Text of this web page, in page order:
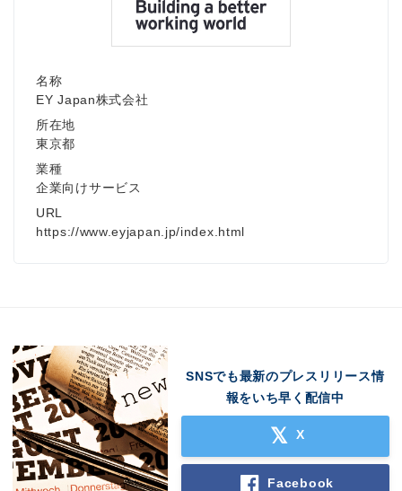
名称
EY Japan株式会社
所在地
東京都
業種
企業向けサービス
URL
https://www.eyjapan.jp/index.html
SNSでも最新のプレスリリース情
報をいち早く配信中
X
Facebook